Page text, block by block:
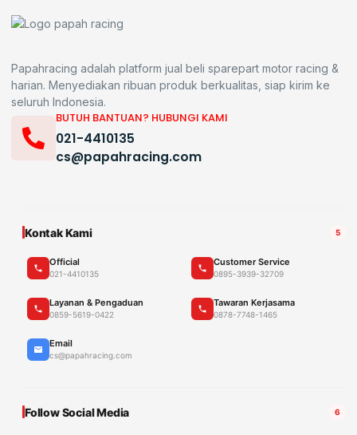
Papahracing adalah platform jual beli sparepart motor racing &
harian. Menyediakan ribuan produk berkualitas, siap kirim ke
seluruh Indonesia.
BUTUH BANTUAN? HUBUNGI KAMI
021-4410135
cs@papahracing.com
Kontak Kami 5
Official
021-4410135
Customer Service
0895-3939-32709
Layanan & Pengaduan
0859-5619-0422
Tawaran Kerjasama
0878-7748-1465
Email
cs@papahracing.com
Follow Social Media 6